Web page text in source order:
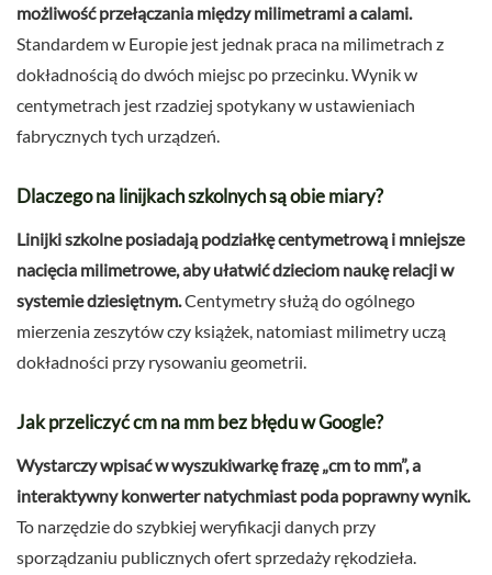
możliwość przełączania między milimetrami a calami.
Standardem w Europie jest jednak praca na milimetrach z
dokładnością do dwóch miejsc po przecinku. Wynik w
centymetrach jest rzadziej spotykany w ustawieniach
fabrycznych tych urządzeń.
Dlaczego na linijkach szkolnych są obie miary?
Linijki szkolne posiadają podziałkę centymetrową i mniejsze
nacięcia milimetrowe, aby ułatwić dzieciom naukę relacji w
systemie dziesiętnym.Centymetry służą do ogólnego
mierzenia zeszytów czy książek, natomiast milimetry uczą
dokładności przy rysowaniu geometrii.
Jak przeliczyć cm na mm bez błędu w Google?
Wystarczy wpisać w wyszukiwarkę frazę „cm to mm”, a
interaktywny konwerter natychmiast poda poprawny wynik.
To narzędzie do szybkiej weryfikacji danych przy
sporządzaniu publicznych ofert sprzedaży rękodzieła.